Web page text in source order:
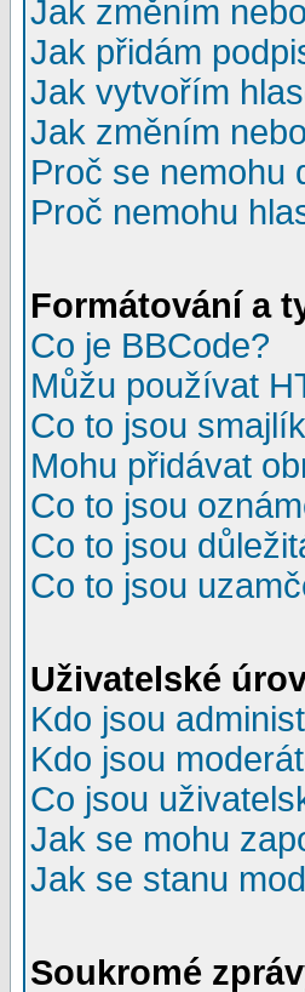
Jak změním
Jak přidám
Jak vytvořím
Jak změním
Proč se nemohu
Proč nemohu
Formátování a
Co je BBCode?
Můžu používat
Co to jsou
Mohu přidávat
Co to jsou
Co to jsou
Co to jsou
Uživatelské
Kdo jsou
Kdo jsou
Co jsou
Jak se mohu
Jak se stanu
Soukromé